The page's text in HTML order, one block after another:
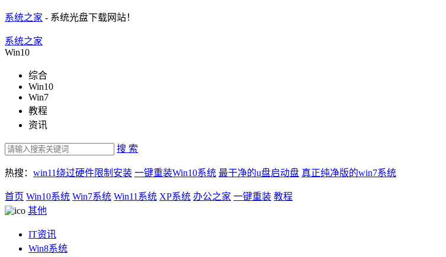
系统之家 - 系统光盘下载网站！
系统之家
Win10
综合
Win10
Win7
教程
资讯
搜 索
热搜： win11绕过硬件限制安装 一键重装Win10系统 最干净的u盘启动盘 真正纯净版的win7系统
首页 Win10系统 Win7系统 Win11系统 XP系统 办公之家 一键重装 教程
其他
IT资讯
Win8系统